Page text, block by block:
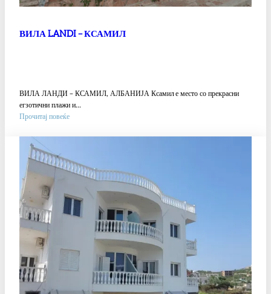
ВИЛА LANDI – КСАМИЛ
ВИЛА ЛАНДИ – КСАМИЛ, АЛБАНИЈА Ксамил е место со прекрасни
егзотични плажи и…
Прочитај повеќе:
LANDI
КСАМИЛ